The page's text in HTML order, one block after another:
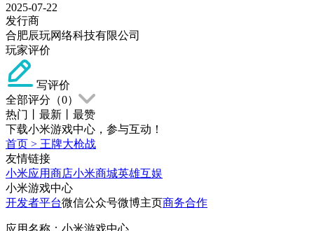
2025-07-22
发行商
合肥辰玩网络科技有限公司
玩家评价
写评价
全部评分（0）
热门
最新
最赞
下载小米游戏中心，参与互动！
首页 > 王牌大枪战
友情链接
小米应用商店小米商城英雄互娱
小米游戏中心
开发者平台微信公众号微博主页商务合作
应用名称：小米游戏中心